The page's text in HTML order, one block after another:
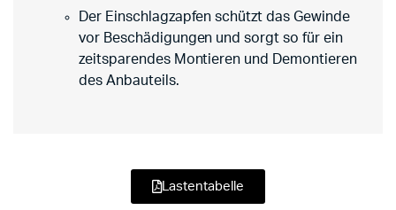
Der Einschlagzapfen schützt das Gewinde
vor Beschädigungen und sorgt so für ein
zeitsparendes Montieren und Demontieren
des Anbauteils.
Lastentabelle